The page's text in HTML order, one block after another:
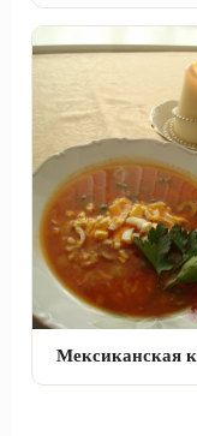
Мексиканская